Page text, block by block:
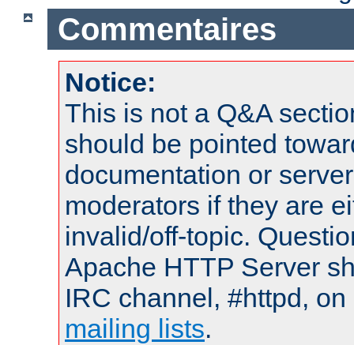
Commentaires
Notice:
This is not a Q&A
should be pointed
documentation or
moderators if they are
invalid/off-topic.
Apache HTTP Server
IRC channel, #httpd,
mailing lists.